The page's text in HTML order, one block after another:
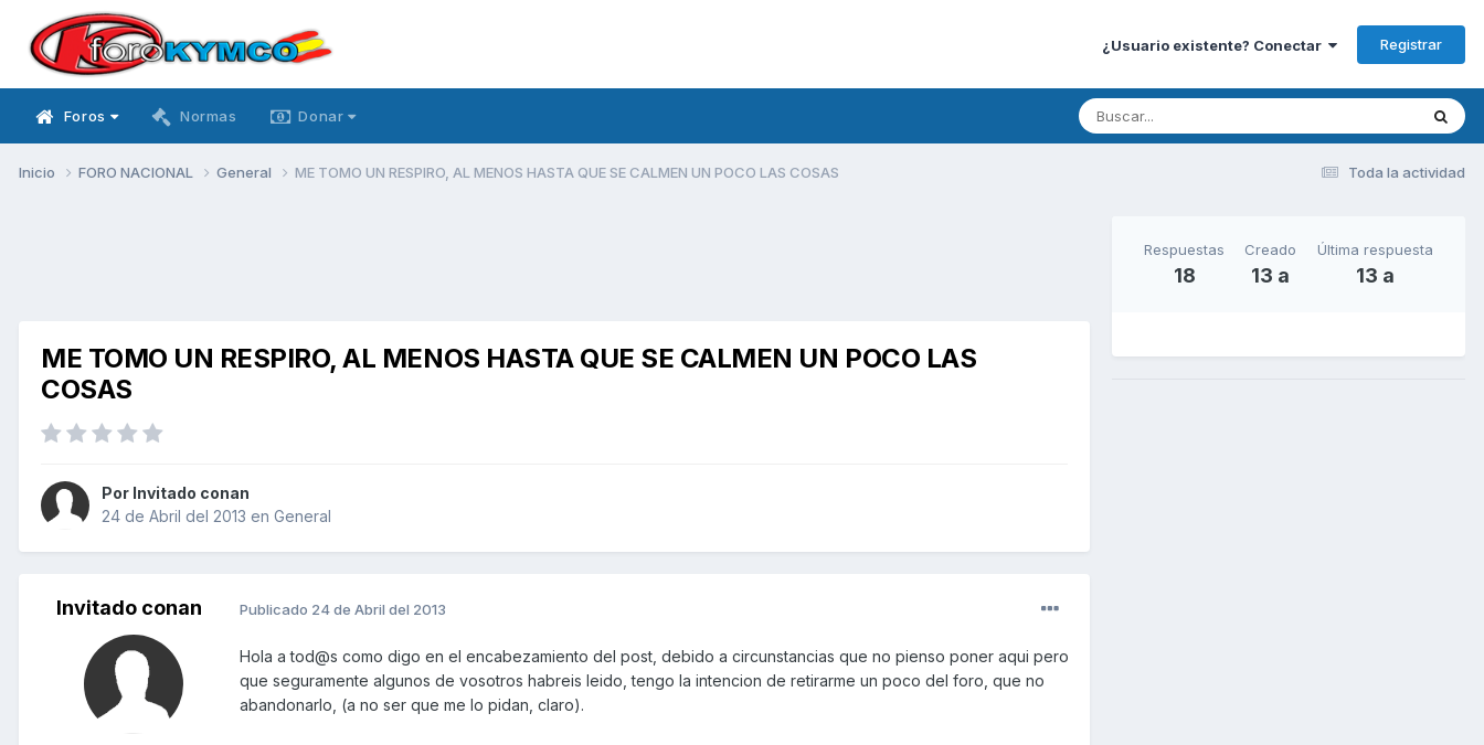
¿Usuario existente? Conectar Registrar
Foros Normas Donar
Toda la actividad
Inicio FORO NACIONAL General ME TOMO UN RESPIRO, AL MENOS HASTA QUE SE CALMEN UN POCO LAS COSAS
ME TOMO UN RESPIRO, AL MENOS HASTA QUE SE CALMEN UN POCO LAS
COSAS
Por Invitado conan
24 de Abril del 2013 en General
Invitado conan Publicado 24 de Abril del 2013
Hola a tod@s como digo en el encabezamiento del post, debido a circunstancias que no pienso poner aqui pero
que seguramente algunos de vosotros habreis leido, tengo la intencion de retirarme un poco del foro, que no
abandonarlo, (a no ser que me lo pidan, claro).
Respuestas
18
Creado
13 a
Última respuesta
13 a